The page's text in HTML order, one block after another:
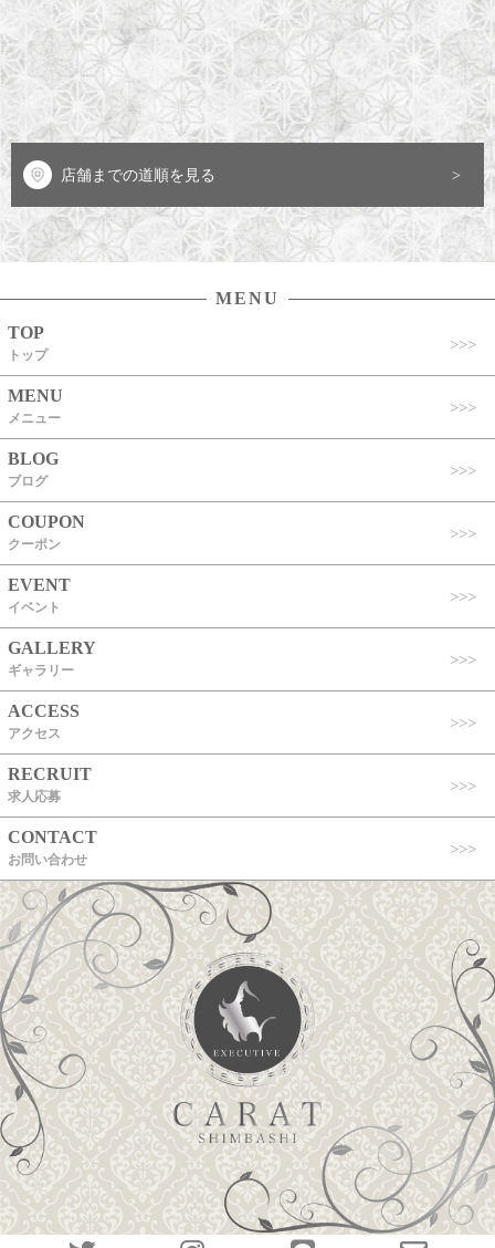
店舗までの道順を見る
MENU
TOP
トップ
MENU
メニュー
BLOG
ブログ
COUPON
クーポン
EVENT
イベント
GALLERY
ギャラリー
ACCESS
アクセス
RECRUIT
求人応募
CONTACT
お問い合わせ